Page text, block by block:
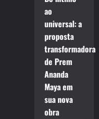
ao
universal: a
proposta
transformadora
de Prem
Ananda
Maya em
sua nova
obra